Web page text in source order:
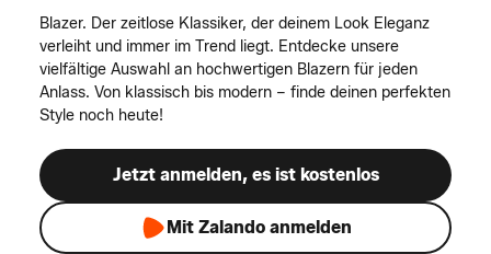
Blazer. Der zeitlose Klassiker, der deinem Look Eleganz
verleiht und immer im Trend liegt. Entdecke unsere
vielfältige Auswahl an hochwertigen Blazern für jeden
Anlass. Von klassisch bis modern – finde deinen perfekten
Style noch heute!
Jetzt anmelden, es ist kostenlos
Mit Zalando anmelden